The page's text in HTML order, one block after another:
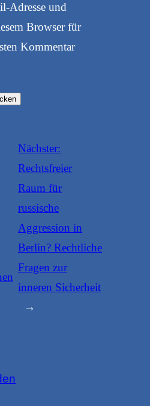
Adresse und
Browser für
Kommentar
Nächster:
Rechtsfreier
Raum für
russische
Aggression in
Berlin? Rechtliche
Fragen zur
inneren Sicherheit
→